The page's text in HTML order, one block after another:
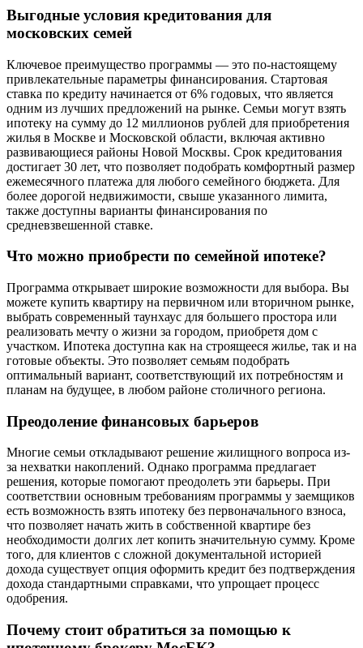
Выгодные условия кредитования для
московских семей
Ключевое преимущество программы — это по-настоящему
привлекательные параметры финансирования. Стартовая
ставка по кредиту начинается от 6% годовых, что является
одним из лучших предложений на рынке. Семьи могут взять
ипотеку на сумму до 12 миллионов рублей для приобретения
жилья в Москве и Московской области, включая активно
развивающиеся районы Новой Москвы. Срок кредитования
достигает 30 лет, что позволяет подобрать комфортный размер
ежемесячного платежа для любого семейного бюджета. Для
более дорогой недвижимости, свыше указанного лимита,
также доступны варианты финансирования по
средневзвешенной ставке.
Что можно приобрести по семейной ипотеке?
Программа открывает широкие возможности для выбора. Вы
можете купить квартиру на первичном или вторичном рынке,
выбрать современный таунхаус для большего простора или
реализовать мечту о жизни за городом, приобретя дом с
участком. Ипотека доступна как на строящееся жилье, так и на
готовые объекты. Это позволяет семьям подобрать
оптимальный вариант, соответствующий их потребностям и
планам на будущее, в любом районе столичного региона.
Преодоление финансовых барьеров
Многие семьи откладывают решение жилищного вопроса из-
за нехватки накоплений. Однако программа предлагает
решения, которые помогают преодолеть эти барьеры. При
соответствии основным требованиям программы у заемщиков
есть возможность взять ипотеку без первоначального взноса,
что позволяет начать жить в собственной квартире без
необходимости долгих лет копить значительную сумму. Кроме
того, для клиентов с сложной документальной историей
дохода существует опция оформить кредит без подтверждения
дохода стандартными справками, что упрощает процесс
одобрения.
Почему стоит обратиться за помощью к